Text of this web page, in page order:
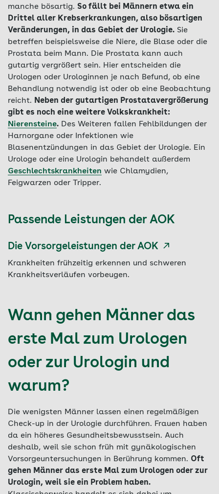
manche bösartig. So fällt bei Männern etwa ein
Drittel aller Krebserkrankungen, also bösartigen
Veränderungen, in das Gebiet der Urologie. Sie
betreffen beispielsweise die Niere, die Blase oder die
Prostata beim Mann. Die Prostata kann auch
gutartig vergrößert sein. Hier entscheiden die
Urologen oder Urologinnen je nach Befund, ob eine
Behandlung notwendig ist oder ob eine Beobachtung
reicht. Neben der gutartigen Prostatavergrößerung
gibt es noch eine weitere Volkskrankheit:
Nierensteine. Des Weiteren fallen Fehlbildungen der
Harnorgane oder Infektionen wie
Blasenentzündungen in das Gebiet der Urologie. Ein
Urologe oder eine Urologin behandelt außerdem
Geschlechtskrankheiten wie Chlamydien,
Feigwarzen oder Tripper.
Passende Leistungen der AOK
Die Vorsorgeleistungen der AOK
Krankheiten frühzeitig erkennen und schweren
Krankheitsverläufen vorbeugen.
Wann gehen Männer das
erste Mal zum Urologen
oder zur Urologin und
warum?
Die wenigsten Männer lassen einen regelmäßigen
Check-up in der Urologie durchführen. Frauen haben
da ein höheres Gesundheitsbewusstsein. Auch
deshalb, weil sie schon früh mit gynäkologischen
Vorsorgeuntersuchungen in Berührung kommen. Oft
gehen Männer das erste Mal zum Urologen oder zur
Urologin, weil sie ein Problem haben.